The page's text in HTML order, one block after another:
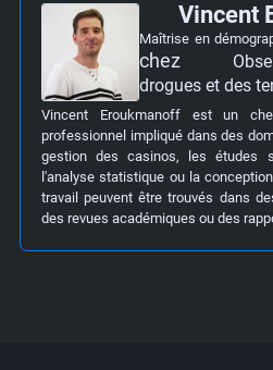
Vincent
Maîtrise en
chez
drogues et des
Vincent Eroukmanoff est un
professionnel impliqué dans des
gestion des casinos, les études
l'analyse statistique ou la
travail peuvent être trouvés dans
des revues académiques ou des